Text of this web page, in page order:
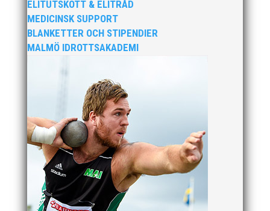
ELITUTSKOTT & ELITRÅD
MEDICINSK SUPPORT
BLANKETTER OCH STIPENDIER
MALMÖ IDROTTSAKADEMI